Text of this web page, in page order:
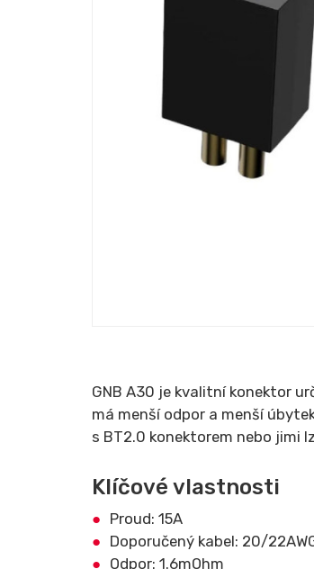
GNB A30 je kvalitní konektor
má menší odpor a menší
s BT2.0 konektorem nebo jimi
Klíčové vlastnosti
Proud: 15A
Doporučený kabel: 20/
Odpor: 1.6mOhm